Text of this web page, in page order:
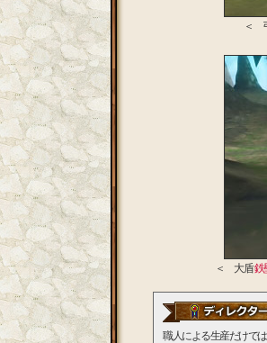
＜
＜ 大盾鉄
職人による生産だけで